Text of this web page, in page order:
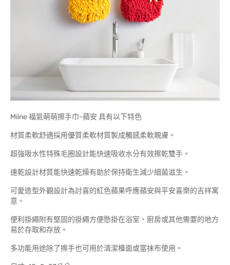
Miine 福氣萌萌擦手巾-蘋安 具有以下特色
材質柔軟舒適採用優質柔軟材質製成觸感柔軟親膚。
超強吸水性特殊毛圈設計能快速吸收水分有效擦乾雙手。
速乾設計材質能快速乾燥有助於保持衛生減少細菌滋生。
可愛造型外觀設計為討喜的紅色蘋果呼應蘋安與平安喜樂的吉祥寓
意。
便利掛繩附有堅固的掛繩方便懸掛在浴室、廚房或其他需要的地方
易於存取和存放。
多功能用途除了擦手也可用於清潔檯面或當抹布使用。